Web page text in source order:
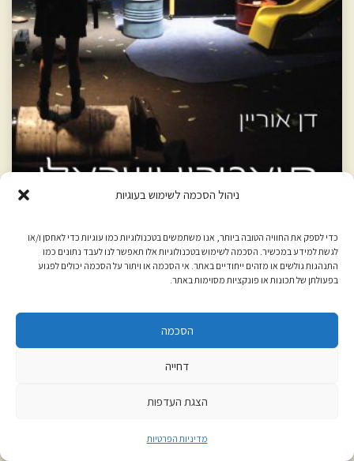
ניהול הסכמה לשימוש בעוגיות
כדי לספק את החוויה הטובה ביותר, אנו משתמשים בטכנולוגיות כמו עוגיות כדי לאחסן ו/או
לגשת למידע במכשיר. הסכמה לשימוש בטכנולוגיות אלו תאפשר לנו לעבד נתונים כמו
התנהגות גולשים או מזהים ייחודיים באתר. אי הסכמה או ויתור על הסכמה יכולים לפגוע
בפעולתן של תכונות או פונקציות מסוימות באתר.
הסכמה
דחייה
הצגת העדפות
מדיניות הפרטיות
התמורות שחלו במקביל ברפרטואר התיאטרון, ממפה את השונה
הספר בתיאטרון נשים טלוויזיוני ובעיקר ביצירתן של המחזאיות עדנה